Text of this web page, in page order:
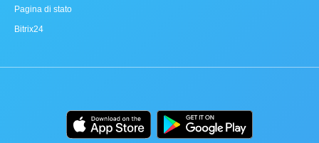
Pagina di stato
Bitrix24